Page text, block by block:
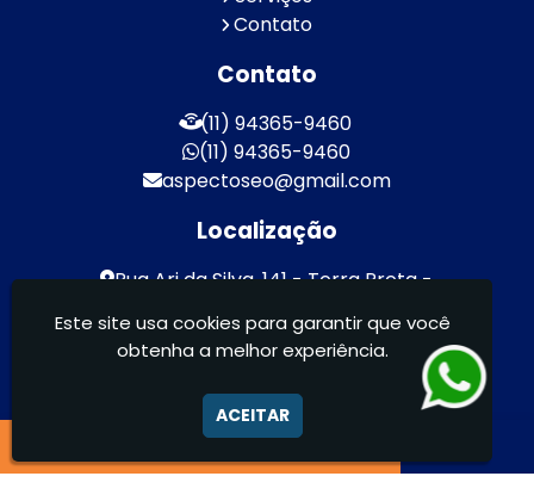
Contato
Contato
(11) 94365-9460
(11) 94365-9460
aspectoseo@gmail.com
Localização
Rua Ari da Silva, 141 - Terra Preta -
Aspecto Comunicação Visual Ltda -
Este site usa cookies para garantir que você
obtenha a melhor experiência.
ACEITAR